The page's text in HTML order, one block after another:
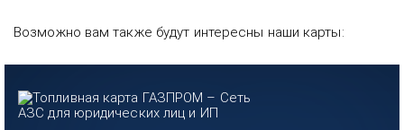
Возможно вам также будут интересны наши карты: